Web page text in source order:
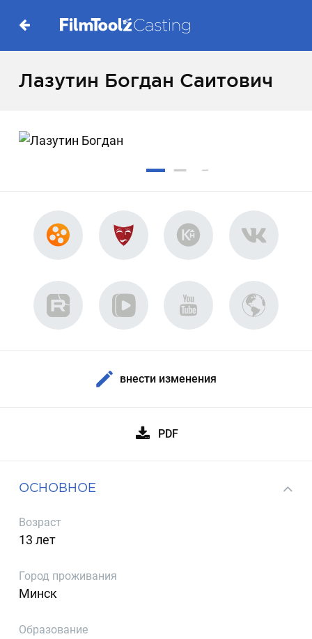
Лазутин Богдан Саитович
внести изменения
PDF
ОСНОВНОЕ
Возраст
13 лет
Город проживания
Минск
Образование